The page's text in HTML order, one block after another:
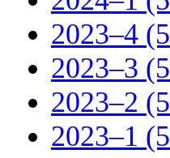
2023–4
2023–3
2023–2
2023–1